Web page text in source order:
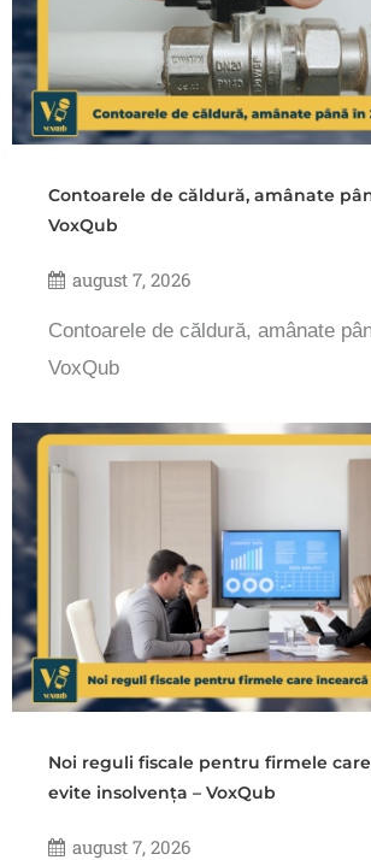
Contoarele de căldură, amânate
VoxQub
august 7, 2026
Contoarele de căldură, amânate
VoxQub
Noi reguli fiscale pentru firmele
evite insolvența – VoxQub
august 7, 2026